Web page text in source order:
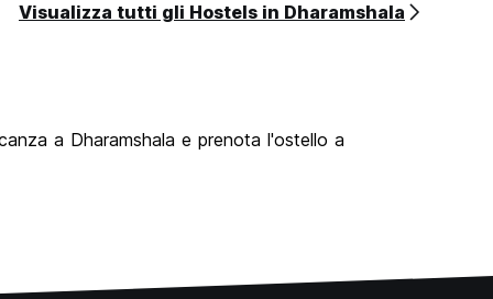
Visualizza tutti gli Hostels in Dharamshala
a Dharamshala e prenota l'ostello a